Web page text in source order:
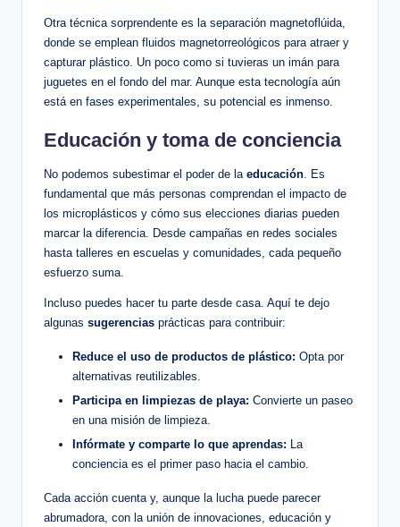
Otra técnica sorprendente es la separación magnetoflúida,
donde se emplean fluidos magnetorreológicos para atraer y
capturar plástico. Un poco como si tuvieras un imán para
juguetes en el fondo del mar. Aunque esta tecnología aún
está en fases experimentales, su potencial es inmenso.
Educación y toma de conciencia
No podemos subestimar el poder de la educación . Es
fundamental que más personas comprendan el impacto de
los microplásticos y cómo sus elecciones diarias pueden
marcar la diferencia. Desde campañas en redes sociales
hasta talleres en escuelas y comunidades, cada pequeño
esfuerzo suma.
Incluso puedes hacer tu parte desde casa. Aquí te dejo
algunas sugerencias prácticas para contribuir:
Reduce el uso de productos de plástico: Opta por
alternativas reutilizables.
Participa en limpiezas de playa: Convierte un paseo
en una misión de limpieza.
Infórmate y comparte lo que aprendas: La
conciencia es el primer paso hacia el cambio.
Cada acción cuenta y, aunque la lucha puede parecer
abrumadora, con la unión de innovaciones, educación y